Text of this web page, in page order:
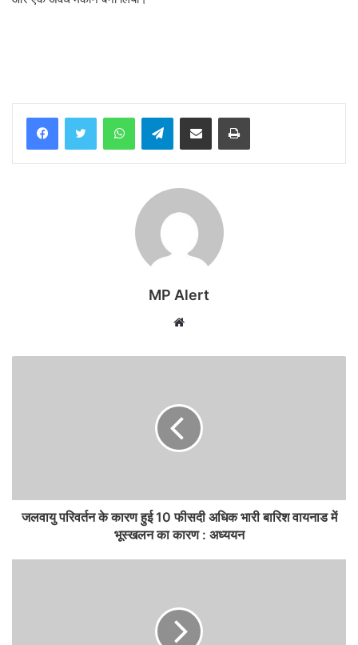
WhatsAppTelegramShare via Email Print
MP Alert
Website
जलवायु परिवर्तन के कारण हुई 10 फीसदी अधिक भारी बारिश वायनाड में
भूस्खलन का कारण : अध्ययन